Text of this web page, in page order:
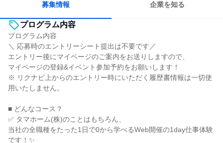
募集情報 企業を知る
プログラム内容
プログラム内容
＼ 応募時のエントリーシート提出は不要です／
エントリー後にマイページのご案内をお送りしますので、
マイページの登録&イベント参加予約をお願いします！
※ リクナビ上からのエントリー時にいただく履歴書情報は一切使
用いたしません。
■ どんなコース？
✅ タマホーム(株)のことはもちろん、
当社の全職種をたった1日で0から学べるWeb開催の1day仕事体験
です！✨